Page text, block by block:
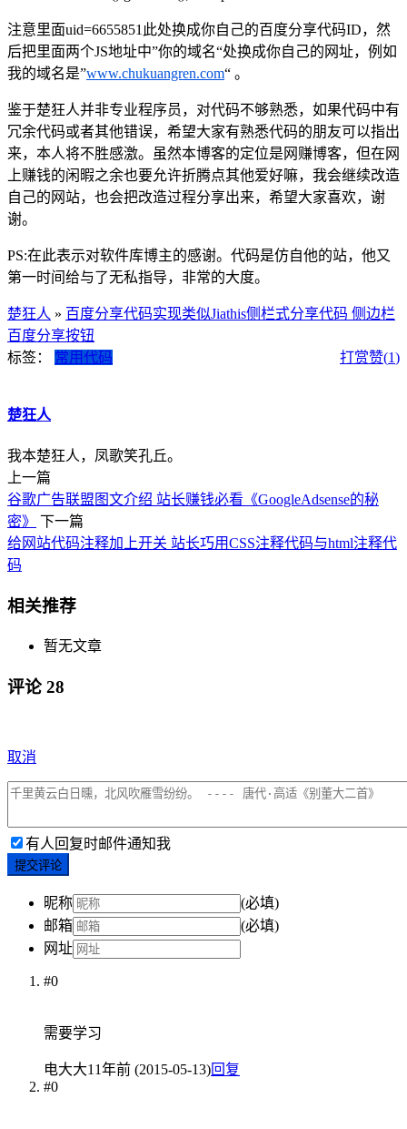
注意里面uid=6655851此处换成你自己的百度分享代码ID，然
后把里面两个JS地址中”你的域名“处换成你自己的网址，例如
我的域名是”www.chukuangren.com“ 。
鉴于楚狂人并非专业程序员，对代码不够熟悉，如果代码中有
冗余代码或者其他错误，希望大家有熟悉代码的朋友可以指出
来，本人将不胜感激。虽然本博客的定位是网赚博客，但在网
上赚钱的闲暇之余也要允许折腾点其他爱好嘛，我会继续改造
自己的网站，也会把改造过程分享出来，希望大家喜欢，谢
谢。
PS:在此表示对软件库博主的感谢。代码是仿自他的站，他又
第一时间给与了无私指导，非常的大度。
楚狂人 » 百度分享代码实现类似Jiathis侧栏式分享代码 侧边栏
百度分享按钮
打赏赞(1)
标签： 常用代码
楚狂人
我本楚狂人，凤歌笑孔丘。
上一篇
谷歌广告联盟图文介绍 站长赚钱必看《GoogleAdsense的秘
密》
下一篇
给网站代码注释加上开关 站长巧用CSS注释代码与html注释代
码
相关推荐
暂无文章
评论 28
取消
有人回复时邮件通知我
提交评论
昵称
(必填)
邮箱
(必填)
网址
#0
需要学习
电大大11年前 (2015-05-13)回复
#0